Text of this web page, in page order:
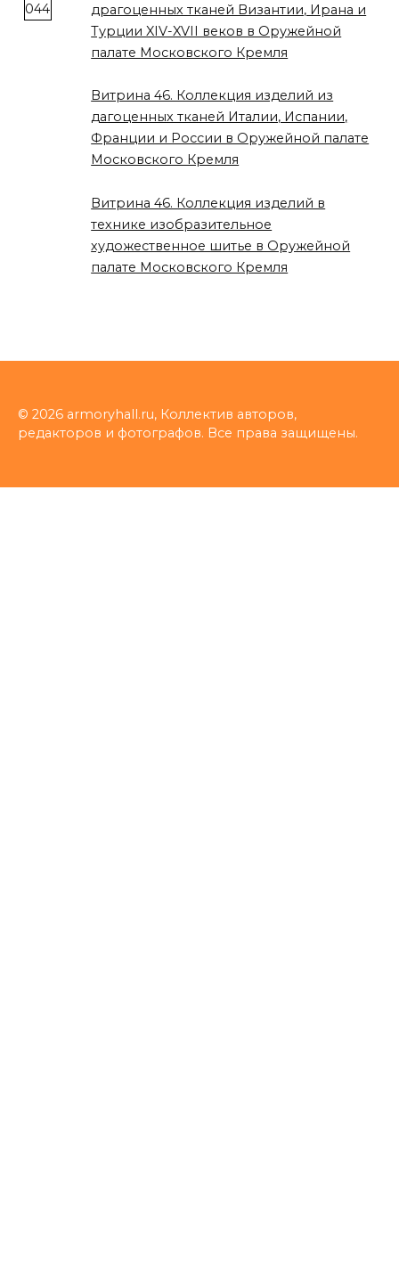
драгоценных тканей Византии, Ирана и
Турции XIV-XVII веков в Оружейной
палате Московского Кремля
Витрина 46. Коллекция изделий из
дагоценных тканей Италии, Испании,
Франции и России в Оружейной палате
Московского Кремля
Витрина 46. Коллекция изделий в
технике изобразительное
художественное шитье в Оружейной
палате Московского Кремля
© 2026 armoryhall.ru, Коллектив авторов,
редакторов и фотографов. Все права защищены.